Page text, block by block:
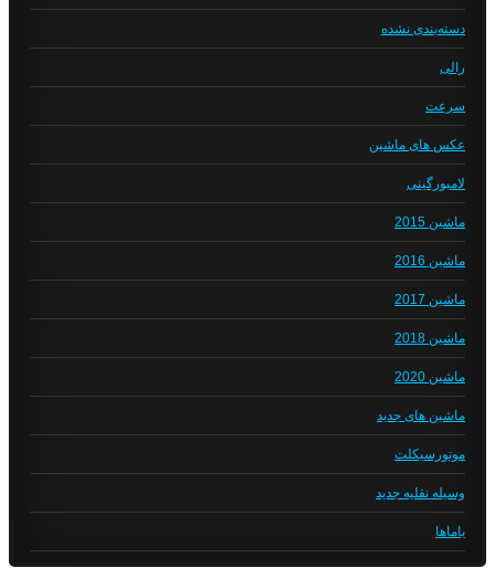
دسته‌بندی نشده
رالی
سرعت
عکس های ماشین
لامبورگینی
ماشین 2015
ماشین 2016
ماشین 2017
ماشین 2018
ماشین 2020
ماشین های جدید
موتورسیکلت
وسیله نقلیه جدید
یاماها